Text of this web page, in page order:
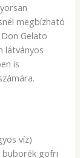
megbízható
Gelato
látványos
is
víz)
buborék gofri